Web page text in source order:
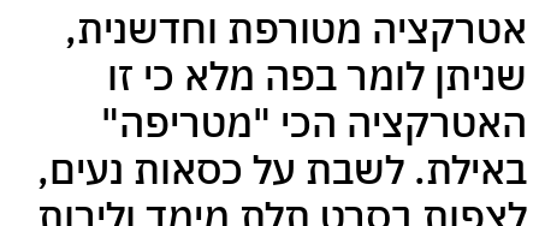
אטרקציה מטורפת וחדשנית,
שניתן לומר בפה מלא כי זו
האטרקציה הכי "מטריפה"
באילת. לשבת על כסאות נעים,
לצפות בסרט תלת מימד ולירות